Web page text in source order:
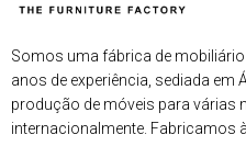
Somos uma fábrica de
anos de experiência, sediada em
produção de móveis para várias
internacionalmente. Fabricamos